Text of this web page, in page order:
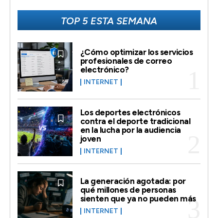
TOP 5 ESTA SEMANA
¿Cómo optimizar los servicios
profesionales de correo
electrónico?
INTERNET
Los deportes electrónicos
contra el deporte tradicional
en la lucha por la audiencia
joven
INTERNET
La generación agotada: por
qué millones de personas
sienten que ya no pueden más
INTERNET